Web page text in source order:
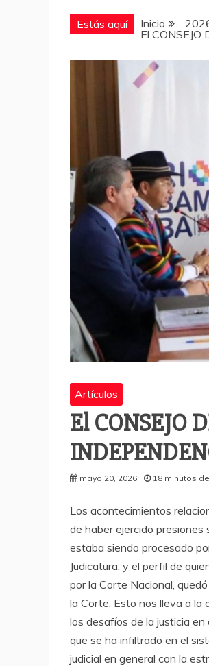
Estás aquí Inicio
El
Artículos
El CONSEJO
mayo 20, 2026 18 minutos
Los acontecimientos
de haber ejercido
estaba siendo procesado
Judicatura, y el perfil de
por la Corte Nacional,
la Corte. Esto nos lleva a la
los desafíos de la justicia
que se ha infiltrado en el
judicial en general con la